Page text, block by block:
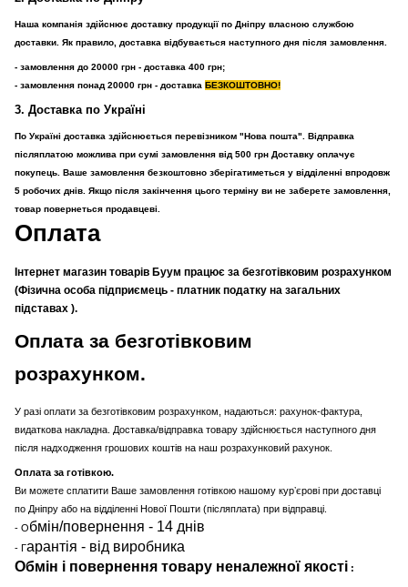
Наша компанія здійснює доставку продукції по Дніпру власною службою
доставки. Як правило, доставка відбувається наступного дня після замовлення.
- замовлення до 20000 грн - доставка 400 грн;
- замовлення понад 20000 грн - доставка БЕЗКОШТОВНО!
3. Доставка по Україні
По Україні доставка здійснюється перевізником "Нова пошта". Відправка
післяплатою можлива при сумі замовлення від 500 грн Доставку оплачує
покупець. Ваше замовлення безкоштовно зберігатиметься у відділенні впродовж
5 робочих днів. Якщо після закінчення цього терміну ви не заберете замовлення,
товар повернеться продавцеві.
Оплата
Інтернет магазин товарів Буум працює за безготівковим розрахунком
(Фізична особа підприємець - платник податку на загальних
підставах ).
Оплата за безготівковим
розрахунком.
У разі оплати за безготівковим розрахунком, надаються: рахунок-фактура,
видаткова накладна. Доставка/відправка товару здійснюється наступного дня
після надходження грошових коштів на наш розрахунковий рахунок.
Оплата за готівкою.
Ви можете сплатити Ваше замовлення готівкою нашому курʼєрові при доставці
по Дніпру або на відділенні Нової Пошти (післяплата) при відправці.
- Обмін/повернення - 14 днів
- Гарантія - від виробника
Обмін і повернення товару неналежної якості :